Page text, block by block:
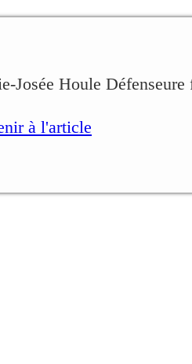
Josée Houle Défenseure
à l'article